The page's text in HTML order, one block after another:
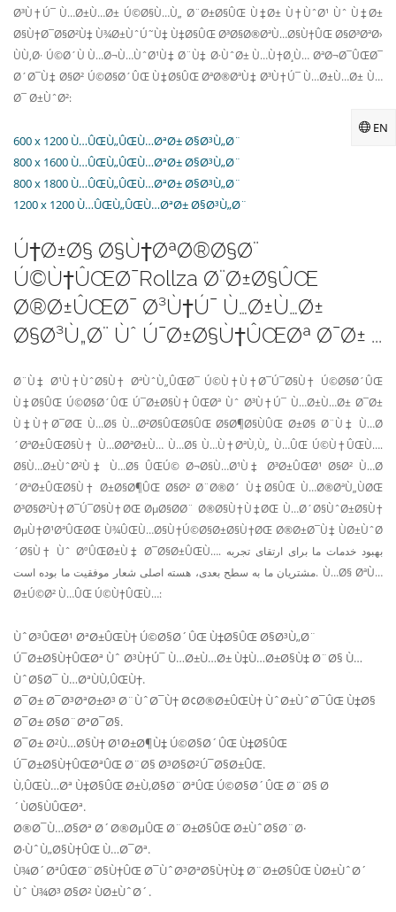
EN
Ø³Ù†Ú¯ Ù…Ø±Ù…Ø± Ú©Ø§Ù…Ù„ Ø¨Ø±Ø§ÛŒ Ù‡Ø± Ù†ÙˆØ¹ Ùˆ Ù‡Ø±
Ø§Ù†Ø¯Ø§Ø²Ù‡ Ù¾Ø±ÙˆÚ˜Ù‡ Ù‡Ø§ÛŒ Ø³Ø§Ø®ØªÙ…Ø§Ù†ÛŒ Ø§Ø³ØªØ›
ÙÙ‚Ø· Ú©Ø´Ù Ù…Ø¬Ù…ÙˆØ¹Ù‡ Ø¨Ù‡ Ø·ÙˆØ± Ù…Ù†Ø¸Ù… ØªØ¬Ø¯ÛŒØ¯
Ø´Ø¯Ù‡ Ø§Ø² Ú©Ø§Ø´ÛŒ Ù‡Ø§ÛŒ ØªØ®ØªÙ‡ Ø³Ù†Ú¯ Ù…Ø±Ù…Ø± Ù…
Ø¯ Ø±ÙˆØ²:
600 x 1200 Ù…ÛŒÙ„ÛŒÙ…ØªØ± Ø§Ø³Ù„Ø¨
800 x 1600 Ù…ÛŒÙ„ÛŒÙ…ØªØ± Ø§Ø³Ù„Ø¨
800 x 1800 Ù…ÛŒÙ„ÛŒÙ…ØªØ± Ø§Ø³Ù„Ø¨
1200 x 1200 Ù…ÛŒÙ„ÛŒÙ…ØªØ± Ø§Ø³Ù„Ø¨
Ú†Ø±Ø§ Ø§Ù†ØªØ®Ø§Ø¨
Ú©Ù†ÛŒØ¯Rollza Ø¨Ø±Ø§ÛŒ
Ø®Ø±ÛŒØ¯ Ø³Ù†Ú¯ Ù…Ø±Ù…Ø±
Ø§Ø³Ù„Ø¨ Ùˆ Ú¯Ø±Ø§Ù†ÛŒØª Ø¯Ø± ...
Ø¨Ù‡ Ø¹Ù†ÙˆØ§Ù† ØªÙˆÙ„ÛŒØ¯ Ú©Ù†Ù†Ø¯Ú¯Ø§Ù† Ú©Ø§Ø´ÛŒ
Ù‡Ø§ÛŒ Ú©Ø§Ø´ÛŒ Ú¯Ø±Ø§Ù†ÛŒØª Ùˆ Ø³Ù†Ú¯ Ù…Ø±Ù…Ø± Ø¯Ø±
Ù‡Ù†Ø¯ØŒ Ù…Ø§ Ù…Ø²Ø§ÛŒØ§ÛŒ Ø§Ø¶Ø§ÙÛŒ Ø±Ø§ Ø¨Ù‡ Ù…Ø
´ØªØ±ÛŒØ§Ù† Ù…Ø­ØªØ±Ù… Ù…Ø§ Ù…Ù†ØªÙ‚Ù„ Ù…ÛŒ Ú©Ù†ÛŒÙ….
Ø§Ù…Ø±ÙˆØ²Ù‡ Ù…Ø§ ÛŒÚ© Ø¬Ø§Ù…Ø¹Ù‡ Ø³Ø±ÛŒØ¹ Ø§Ø² Ù…Ø
´ØªØ±ÛŒØ§Ù† Ø±Ø§Ø¶ÛŒ Ø§Ø² Ø¨Ø®Ø´ Ù‡Ø§ÛŒ Ù…Ø®ØªÙ„ÙØŒ
Ø³Ø§Ø²Ù†Ø¯Ú¯Ø§Ù†ØŒ ØµØ§Ø­Ø¨ Ø®Ø§Ù†Ù‡ØŒ Ù…Ø´Ø§ÙˆØ±Ø§Ù†
ØµÙ†Ø¹ØªÛŒØŒ Ù¾ÛŒÙ…Ø§Ù†Ú©Ø§Ø±Ø§Ù†ØŒ Ø®Ø±Ø¯Ù‡ ÙØ±ÙˆØ
´Ø§Ù† Ùˆ ØºÛŒØ±Ù‡ Ø¯Ø§Ø±ÛŒÙ…. بهبود خدمات ما برای ارتقای تجربه
مشتریان ما به سطح بعدی، هسته اصلی شعار موفقیت ما بوده است. Ù…Ø§ ØªÙ…
Ø±Ú©Ø² Ù…ÛŒ Ú©Ù†ÛŒÙ…:
ÙˆØ³ÛŒØ¹ ØªØ±ÛŒÙ† Ú©Ø§Ø´ÛŒ Ù‡Ø§ÛŒ Ø§Ø³Ù„Ø¨
Ú¯Ø±Ø§Ù†ÛŒØª Ùˆ Ø³Ù†Ú¯ Ù…Ø±Ù…Ø± Ù‡Ù…Ø±Ø§Ù‡ Ø¨Ø§ Ù…
ÙˆØ§Ø¯ Ù…ØªÙÙ‚ÛŒÙ†.
Ø¯Ø± Ø¯Ø³ØªØ±Ø³ Ø¨ÙˆØ¯Ù† Ø¢Ø®Ø±ÛŒÙ† ÙˆØ±ÙˆØ¯ÛŒ Ù‡Ø§
Ø¯Ø± Ø§Ø¨ØªØ¯Ø§.
Ø¯Ø± Ø²Ù…Ø§Ù† Ø¹Ø±Ø¶Ù‡ Ú©Ø§Ø´ÛŒ Ù‡Ø§ÛŒ
Ú¯Ø±Ø§Ù†ÛŒØªÛŒ Ø¨Ø§ Ø³Ø§Ø²Ú¯Ø§Ø±ÛŒ.
Ù‚ÛŒÙ…Øª Ù‡Ø§ÛŒ Ø±Ù‚Ø§Ø¨ØªÛŒ Ú©Ø§Ø´ÛŒ Ø¨Ø§ Ø
´ÙØ§ÙÛŒØª.
Ø®Ø¯Ù…Ø§Øª Ø´Ø®ØµÛŒ Ø¨Ø±Ø§ÛŒ Ø±ÙˆØ§Ø¨Ø·
Ø·ÙˆÙ„Ø§Ù†ÛŒ Ù…Ø¯Øª.
Ù¾Ø´ØªÛŒØ¨Ø§Ù†ÛŒ Ø¯ÙˆØ³ØªØ§Ù†Ù‡ Ø¨Ø±Ø§ÛŒ ÙØ±ÙˆØ´
Ùˆ Ù¾Ø³ Ø§Ø² ÙØ±ÙˆØ´.